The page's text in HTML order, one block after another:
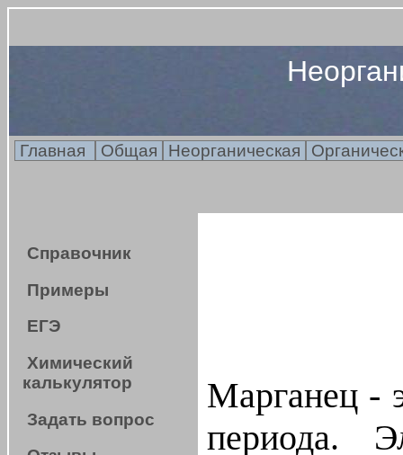
Главная Общая Неорганическая
Справочник
Примеры
ЕГЭ
Химический
калькулятор
Задать вопрос
Марганец -
периода.